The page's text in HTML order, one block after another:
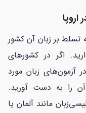
تسلط بر زبان آن کشور
اگر در کشورهای
آزمون‌های زبان مورد
را به دست آورید.
مانند آلمان یا